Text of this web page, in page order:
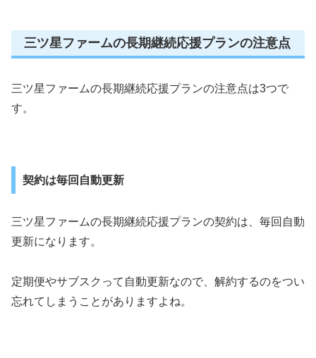
三ツ星ファームの長期継続応援プランの注意点
三ツ星ファームの長期継続応援プランの注意点は3つで
す。
契約は毎回自動更新
三ツ星ファームの長期継続応援プランの契約は、毎回自動
更新になります。
定期便やサブスクって自動更新なので、解約するのをつい
忘れてしまうことがありますよね。